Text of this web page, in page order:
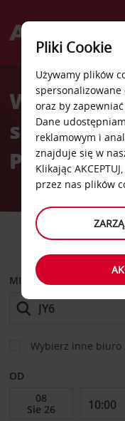
Welcome
Avis
Palokanga
SAMOCHÓD
MIEJSCE ODBIORU
Wybierz inne biuro
OD
Pliki Cookie
Używamy plików
spersonalizowane
oraz by
Dane
reklamowym i
znajduje się w
Klikając
przez nas plików